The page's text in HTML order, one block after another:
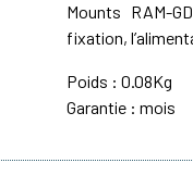
Mounts RAM-
fixation,
Poids : 0.08Kg
Garantie : mois